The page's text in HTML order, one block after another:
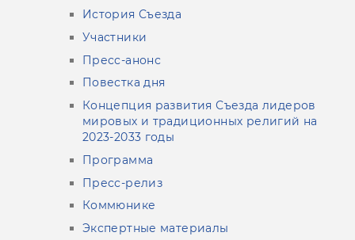
История Съезда
Участники
Пресс-анонс
Повестка дня
Концепция развития Съезда лидеров
мировых и традиционных религий на
2023-2033 годы
Программа
Пресс-релиз
Коммюнике
Экспертные материалы